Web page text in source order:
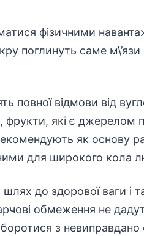
фізичними
поглинуть саме
повної відмови від
фрукти, які є джерелом
як основу
для широкого кола
до здорової ваги і
обмеження не
з